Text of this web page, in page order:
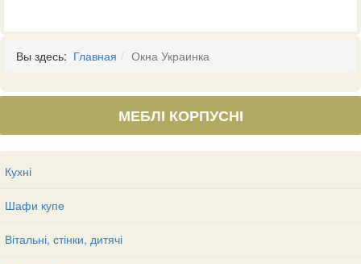
Вы здесь: Главная Окна Украинка
МЕБЛІ КОРПУСНІ
Кухні
Шафи купе
Вітальні, стінки, дитячі